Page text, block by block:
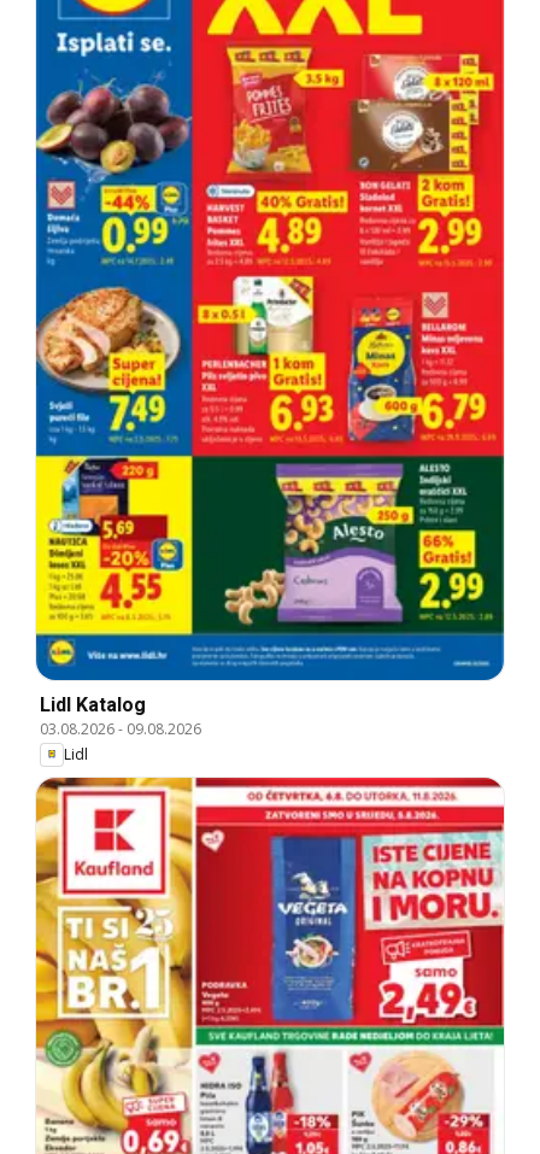
Lidl Katalog
03.08.2026- 09.08.2026
Lidl